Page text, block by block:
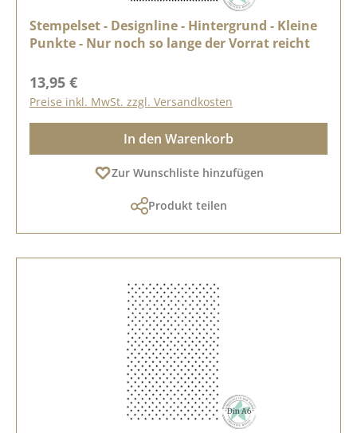
Stempelset - Designline - Hintergrund - Kleine
Punkte - Nur noch so lange der Vorrat reicht
Regulärer Preis:
13,95 €
Preise inkl. MwSt. zzgl. Versandkosten
In den Warenkorb
Zur Wunschliste hinzufügen
Produkt teilen